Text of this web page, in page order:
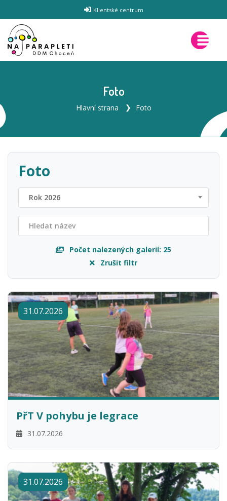
Klientské centrum
Foto
Hlavní strana Foto
Foto
Rok 2026
Počet nalezených galerií: 25
Zrušit filtr
31.07.2026
PřT V pohybu je legrace
31.07.2026
31.07.2026